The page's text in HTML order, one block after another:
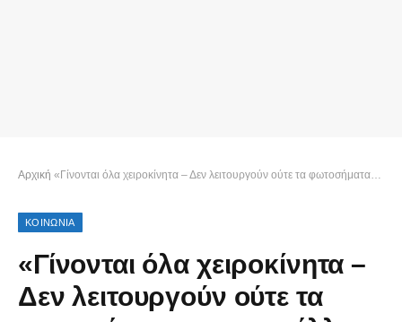
Αρχική «Γίνονται όλα χειροκίνητα – Δεν λειτουργούν ούτε τα φωτοσήματα», καταγγέλλει ο πρόεδρος των μηχανοδηγών
ΚΟΙΝΩΝΙΑ
«Γίνονται όλα χειροκίνητα –
Δεν λειτουργούν ούτε τα